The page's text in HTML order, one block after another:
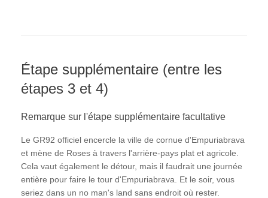
Étape supplémentaire (entre les
étapes 3 et 4)
Remarque sur l'étape supplémentaire facultative
Le GR92 officiel encercle la ville de cornue d'Empuriabrava
et mène de Roses à travers l'arrière-pays plat et agricole.
Cela vaut également le détour, mais il faudrait une journée
entière pour faire le tour d'Empuriabrava. Et le soir, vous
seriez dans un no man's land sans endroit où rester.